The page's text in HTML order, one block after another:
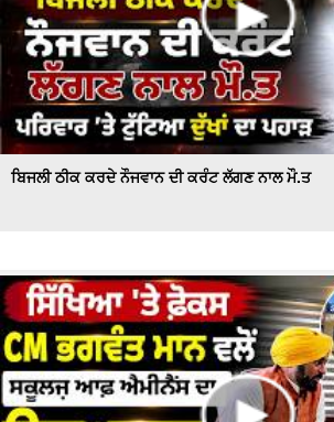
ਬਿਜਲੀ ਠੀਕ ਕਰਦੇ ਨੌਜਵਾਨ ਦੀ ਕਰੰਟ ਲੱਗਣ ਨਾਲ ਮੌ.ਤ